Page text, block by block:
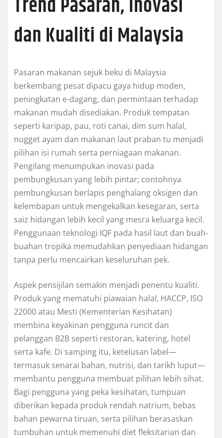
Trend Pasaran, Inovasi
dan Kualiti di Malaysia
Pasaran makanan sejuk beku di Malaysia
berkembang pesat dipacu gaya hidup moden,
peningkatan e-dagang, dan permintaan terhadap
makanan mudah disediakan. Produk tempatan
seperti karipap, pau, roti canai, dim sum halal,
nugget ayam dan makanan laut praban tu menjadi
pilihan isi rumah serta perniagaan makanan.
Pengilang menumpukan inovasi pada
pembungkusan yang lebih pintar; contohnya
pembungkusan berlapis penghalang oksigen dan
kelembapan untuk mengekalkan kesegaran, serta
saiz hidangan lebih kecil yang mesra keluarga kecil.
Penggunaan teknologi IQF pada hasil laut dan buah-
buahan tropika memudahkan penyediaan hidangan
tanpa perlu mencairkan keseluruhan pek.
Aspek pensijilan semakin menjadi penentu kualiti.
Produk yang mematuhi piawaian halal, HACCP, ISO
22000 atau Mesti (Kementerian Kesihatan)
membina keyakinan pengguna runcit dan
pelanggan B2B seperti restoran, katering, hotel
serta kafe. Di samping itu, ketelusan label—
termasuk senarai bahan, nutrisi, dan tarikh luput—
membantu pengguna membuat pilihan lebih sihat.
Bagi pengguna yang peka kesihatan, tumpuan
diberikan kepada produk rendah natrium, bebas
bahan pewarna tiruan, serta pilihan berasaskan
tumbuhan untuk memenuhi diet fleksitarian dan